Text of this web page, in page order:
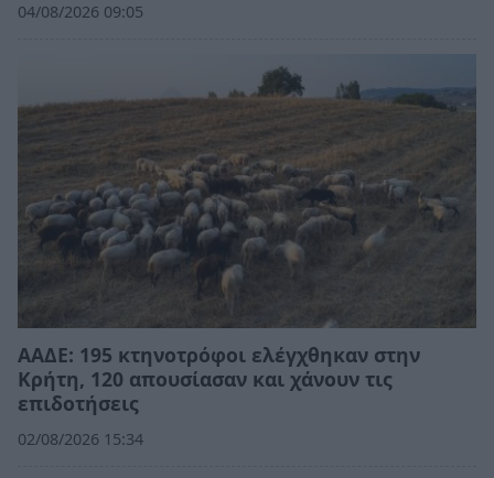
04/08/2026 09:05
ΑΑΔΕ: 195 κτηνοτρόφοι ελέγχθηκαν στην
Κρήτη, 120 απουσίασαν και χάνουν τις
επιδοτήσεις
02/08/2026 15:34